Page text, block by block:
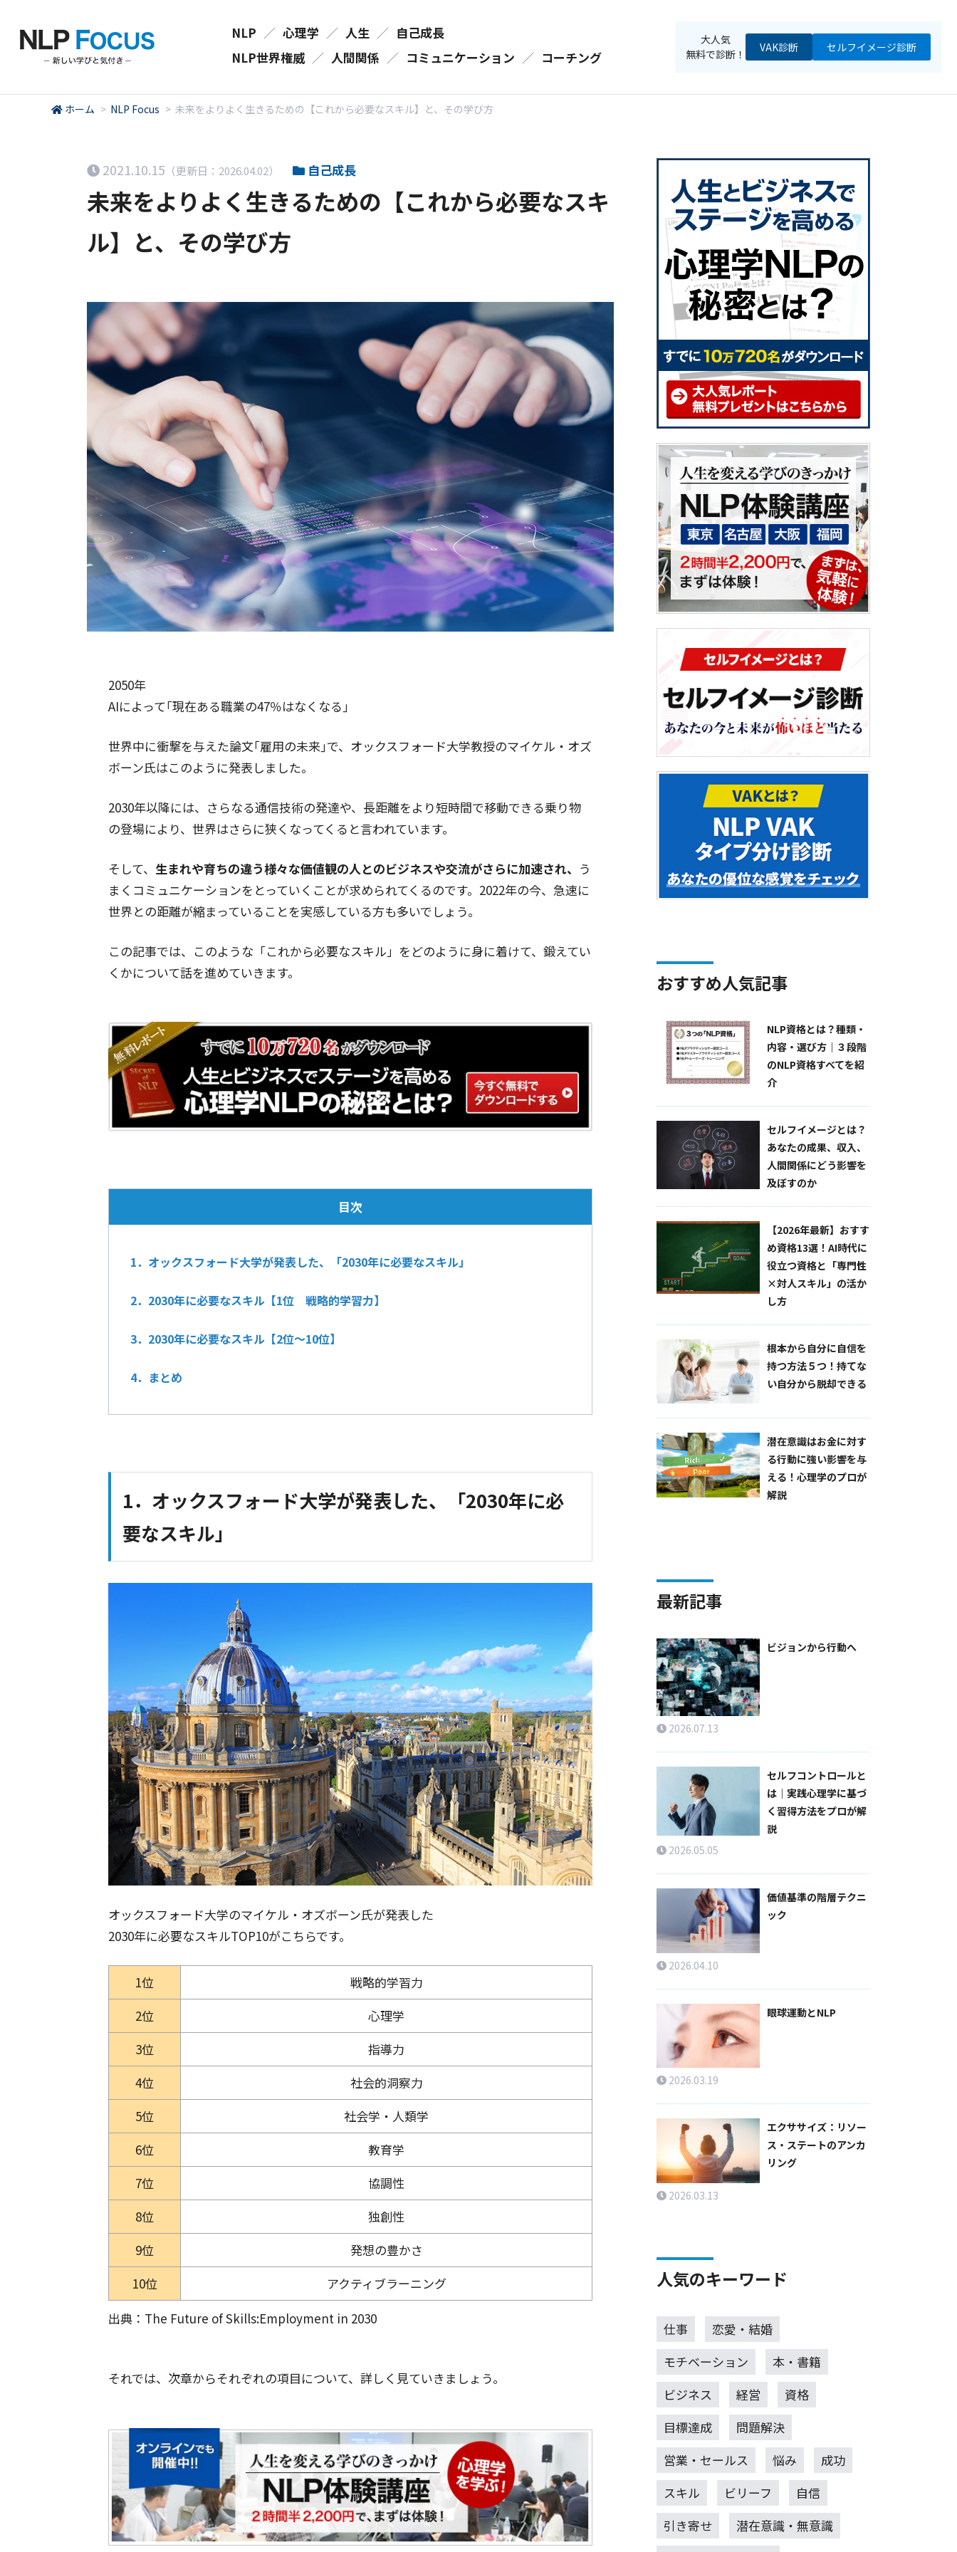
NLP ／ 心理学 ／ 人生 ／ 自己成長
NLP世界権威 ／ 人間関係 ／ コミュニケーション ／ コーチング
大人気
無料で診断！
VAK診断 セルフイメージ診断
ホーム > NLP Focus > 未来をよりよく生きるための【これから必要なスキル】と、その学び方
2021.10.15 （更新日：2026.04.02） 自己成長
未来をよりよく生きるための【これから必要なスキ
ル】と、その学び方
2050年
AIによって｢現在ある職業の47％はなくなる｣
世界中に衝撃を与えた論文｢雇用の未来｣で、オックスフォード大学教授のマイケル・オズ
ボーン氏はこのように発表しました。
2030年以降には、さらなる通信技術の発達や、長距離をより短時間で移動できる乗り物
の登場により、世界はさらに狭くなってくると言われています。
そして、 生まれや育ちの違う様々な価値観の人とのビジネスや交流がさらに加速され、 う
まくコミュニケーションをとっていくことが求められてくるのです。2022年の今、急速に
世界との距離が縮まっていることを実感している方も多いでしょう。
この記事では、このような「これから必要なスキル」をどのように身に着けて、鍛えてい
くかについて話を進めていきます。
目次
1．オックスフォード大学が発表した、「2030年に必要なスキル」
2．2030年に必要なスキル【1位 戦略的学習力】
3．2030年に必要なスキル【2位～10位】
4．まとめ
1．オックスフォード大学が発表した、「2030年に必
要なスキル」
オックスフォード大学のマイケル・オズボーン氏が発表した
2030年に必要なスキルTOP10がこちらです。
1位
戦略的学習力
2位
心理学
3位
指導力
4位
社会的洞察力
5位
社会学・人類学
6位
教育学
7位
協調性
8位
独創性
9位
発想の豊かさ
10位
アクティブラーニング
出典：The Future of Skills:Employment in 2030
それでは、次章からそれぞれの項目について、詳しく見ていきましょう。
おすすめ人気記事
NLP資格とは？種類・
内容・選び方｜３段階
のNLP資格すべてを紹
介
セルフイメージとは？
あなたの成果、収入、
人間関係にどう影響を
及ぼすのか
【2026年最新】おすす
め資格13選！AI時代に
役立つ資格と「専門性
×対人スキル」の活か
し方
根本から自分に自信を
持つ方法５つ！持てな
い自分から脱却できる
潜在意識はお金に対す
る行動に強い影響を与
える！心理学のプロが
解説
最新記事
ビジョンから行動へ
2026.07.13
セルフコントロールと
は｜実践心理学に基づ
く習得方法をプロが解
説
2026.05.05
価値基準の階層テクニ
ック
2026.04.10
眼球運動とNLP
2026.03.19
エクササイズ：リソー
ス・ステートのアンカ
リング
2026.03.13
人気のキーワード
仕事
恋愛・結婚
モチベーション
本・書籍
ビジネス
経営
資格
目標達成
問題解決
営業・セールス
悩み
成功
スキル
ビリーフ
自信
引き寄せ
潜在意識・無意識